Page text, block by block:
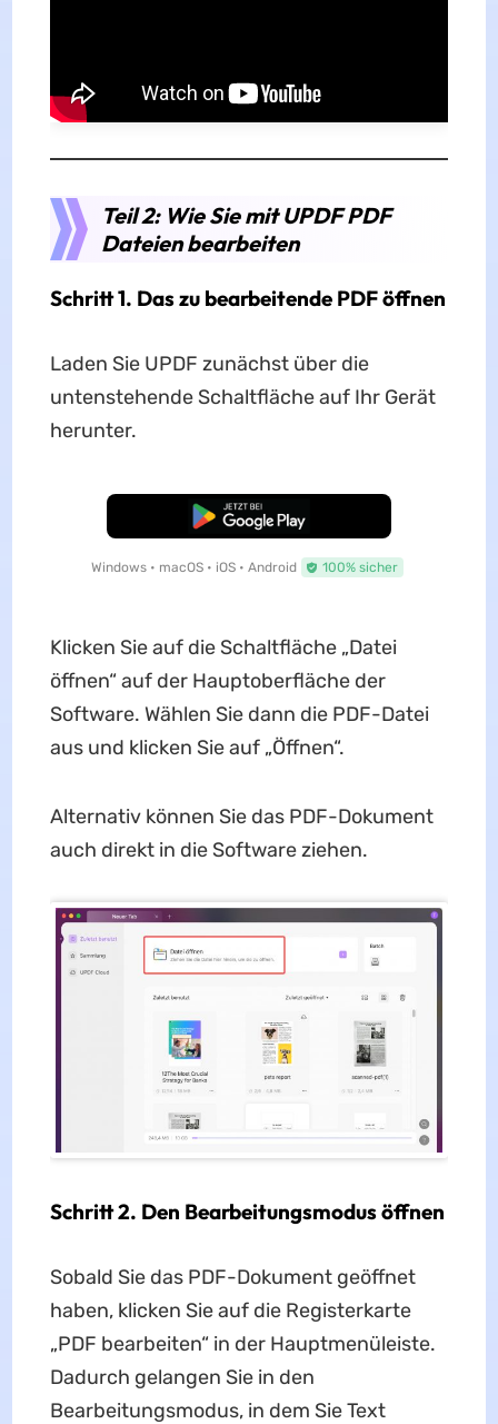
Teil 2: Wie Sie mit UPDF PDF
Dateien bearbeiten
Schritt 1. Das zu bearbeitende PDF öffnen
Laden Sie UPDF zunächst über die
untenstehende Schaltfläche auf Ihr Gerät
herunter.
Kostenloser Download
Windows • macOS • iOS • Android 100% sicher
Klicken Sie auf die Schaltfläche „Datei
öffnen“ auf der Hauptoberfläche der
Software. Wählen Sie dann die PDF-Datei
aus und klicken Sie auf „Öffnen“.
Alternativ können Sie das PDF-Dokument
auch direkt in die Software ziehen.
Schritt 2. Den Bearbeitungsmodus öffnen
Sobald Sie das PDF-Dokument geöffnet
haben, klicken Sie auf die Registerkarte
„PDF bearbeiten“ in der Hauptmenüleiste.
Dadurch gelangen Sie in den
Bearbeitungsmodus, in dem Sie Text